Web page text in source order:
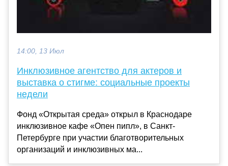
14:00, 13 Июл
Инклюзивное агентство для актеров и
выставка о стигме: социальные проекты
недели
Фонд «Открытая среда» открыл в Краснодаре
инклюзивное кафе «Опен пипл», в Санкт-
Петербурге при участии благотворительных
организаций и инклюзивных ма...